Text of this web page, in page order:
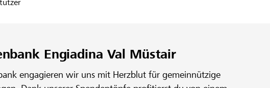
Engiadina Val Müstair
engagieren wir uns mit Herzblut für gemeinnützige